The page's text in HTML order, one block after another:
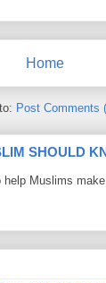
Home
Post Comments
SHOULD
Muslims